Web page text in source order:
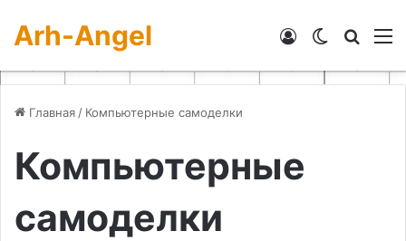
Arh-Angel Switch skin
Войти
Главная / Компьютерные самоделки
Компьютерные
самоделки